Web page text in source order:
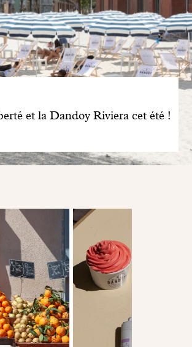
Mon compte
E-Shop
et la Dandoy Riviera cet été !